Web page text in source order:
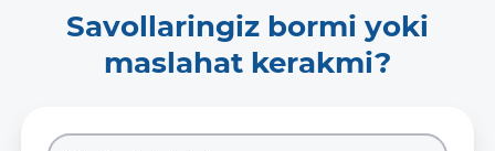
Savollaringiz bormi yoki
maslahat kerakmi?